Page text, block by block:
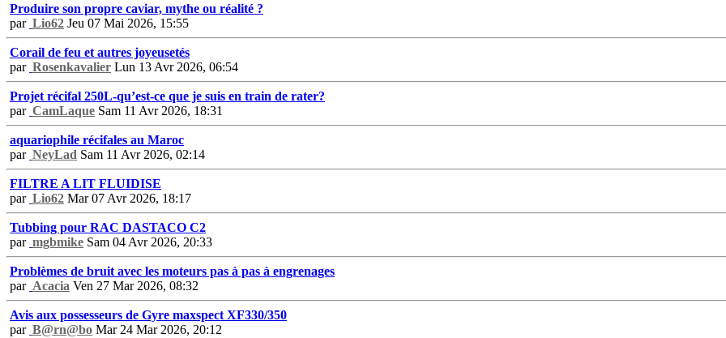
Produire son propre caviar, mythe ou réalité ?
par Lio62 Jeu 07 Mai 2026, 15:55
Corail de feu et autres joyeusetés
par Rosenkavalier Lun 13 Avr 2026, 06:54
Projet récifal 250L-qu’est-ce que je suis en train de rater?
par CamLaque Sam 11 Avr 2026, 18:31
aquariophile récifales au Maroc
par NeyLad Sam 11 Avr 2026, 02:14
FILTRE A LIT FLUIDISE
par Lio62 Mar 07 Avr 2026, 18:17
Tubbing pour RAC DASTACO C2
par mgbmike Sam 04 Avr 2026, 20:33
Problèmes de bruit avec les moteurs pas à pas à engrenages
par Acacia Ven 27 Mar 2026, 08:32
Avis aux possesseurs de Gyre maxspect XF330/350
par B@rn@bo Mar 24 Mar 2026, 20:12